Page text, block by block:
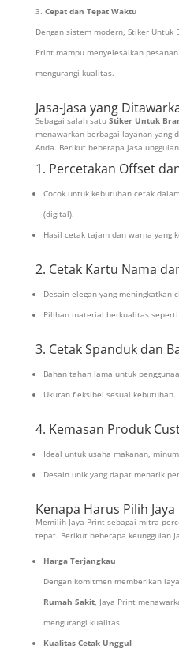
Cepat dan Tepat Waktu
Dengan sistem modern, Stiker Untuk
Print mampu menyelesaikan
mengurangi kualitas.
Jasa-Jasa yang
Sebagai salah satu Stiker Untuk
menawarkan berbagai layanan yang
Anda. Berikut beberapa jasa
1. Percetakan Offset
Cocok untuk kebutuhan cetak
(digital).
Hasil cetak tajam dan warna yang
2. Cetak Kartu Nama
Desain elegan yang meningkatkan
Pilihan material berkualitas seperti
3. Cetak Spanduk dan
Bahan tahan lama untuk
Ukuran fleksibel sesuai kebutuhan.
4. Kemasan Produk
Ideal untuk usaha makanan,
Desain unik yang dapat menarik
Kenapa Harus Pilih
Memilih Jaya Print sebagai mitra
tepat. Berikut beberapa keunggulan
Harga Terjangkau
Dengan komitmen memberikan
Rumah Sakit, Jaya Print
mengurangi kualitas.
Kualitas Cetak Unggul